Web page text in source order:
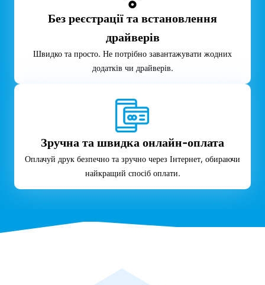
Без реєстрації та встановлення
драйверів
Швидко та просто. Не потрібно завантажувати жодних
додатків чи драйверів.
Зручна та швидка онлайн-оплата
Оплачуй друк безпечно та зручно через Інтернет, обираючи
найкращий спосіб оплати.